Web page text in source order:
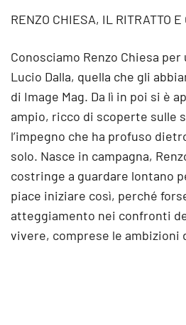
RENZO CHIESA, IL RITRATTO E
Conosciamo Renzo Chiesa
Lucio Dalla, quella che gli
di Image Mag. Da lì in poi si è
ampio, ricco di scoperte sulle
l’impegno che ha profuso
solo. Nasce in campagna,
costringe a guardare lontano
piace iniziare così, perché
atteggiamento nei confronti
vivere, comprese le ambizioni